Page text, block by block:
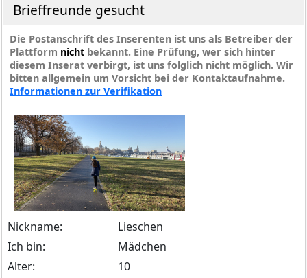
Brieffreunde gesucht
Die Postanschrift des Inserenten ist uns als Betreiber der
Plattform nicht bekannt. Eine Prüfung, wer sich hinter
diesem Inserat verbirgt, ist uns folglich nicht möglich. Wir
bitten allgemein um Vorsicht bei der Kontaktaufnahme.
Informationen zur Verifikation
Nickname:
Lieschen
Ich bin:
Mädchen
Alter:
10